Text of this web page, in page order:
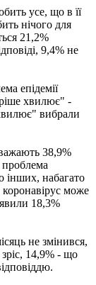
усе, що в її
нічого для
21,2%
9,4% не
епідемії
хвилює" -
вибрали
38,9%
інших, набагато
може
18,3%
не змінився,
14,9% - що